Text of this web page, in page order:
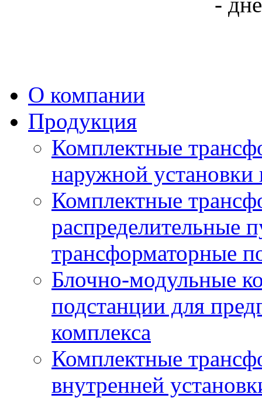
О компании
Продукция
Комплектные
наружной установки
Комплектные
распределительные
трансформаторные
Блочно-модульные
подстанции для
комплекса
Комплектные
внутренней